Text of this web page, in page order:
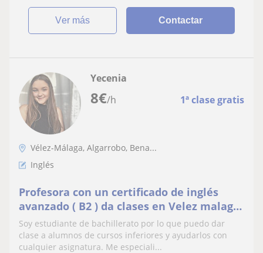
ver más Contactar
8€/h 1ª clase gratis
Yecenia
Vélez-Málaga, Algarrobo, Bena...
Inglés
Profesora con un certificado de inglés
avanzado ( B2 ) da clases en Velez malaga,
Alhama de Granda y alrededores
Soy estudiante de bachillerato por lo que puedo dar
clase a alumnos de cursos inferiores y ayudarlos con
cualquier asignatura. Me especiali...